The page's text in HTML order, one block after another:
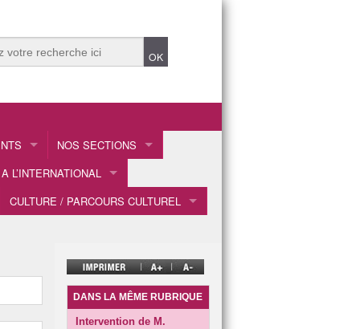
et TECHNOLOGIQUES
scolaires à Dumbéa !
NOS SECTIONS
AS : la section sportive
Chorale
Classe 3ème prépa-métier
Classe Défense
Classe ULIS
DU QUARTIER
L’INTERNATIONAL
CULTURE / PARCOURS CULTUREL
DANS LA MÊME RUBRIQUE
Intervention de M.